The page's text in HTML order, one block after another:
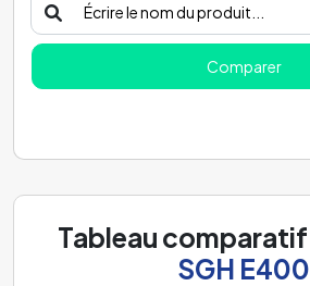
Comparer
Tableau comparatif
SGH E400